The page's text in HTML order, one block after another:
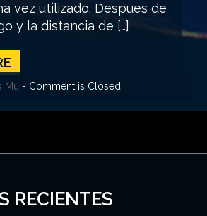
Mu - Comment is Closed
vez utilizado. Despues de
y la distancia de […]
RECIENTES